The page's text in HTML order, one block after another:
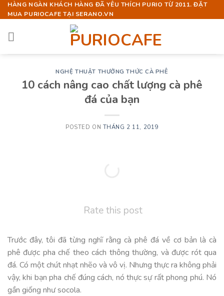
Skip
to
content
HÀNG NGÀN KHÁCH HÀNG ĐÃ YÊU THÍCH PURIO TỪ 2011. ĐẶT
MUA PURIOCAFE TẠI SERANO.VN
NGHỆ THUẬT THƯỞNG THỨC CÀ PHÊ
10 cách nâng cao chất lượng cà phê
đá của bạn
POSTED ON THÁNG 2 11, 2019
Rate this post
Trước đây, tôi đã từng nghĩ rằng cà phê đá về cơ bản là cà
phê được pha chế theo cách thông thường, và được rót qua
đá. Có một chút nhạt nhẽo và vô vị. Nhưng thực ra không phải
vậy, khi bạn pha chế đúng cách, nó thực sự rất phong phú. Nó
gần giống như socola.